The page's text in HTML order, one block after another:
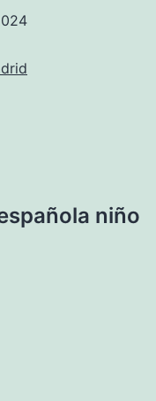
niño